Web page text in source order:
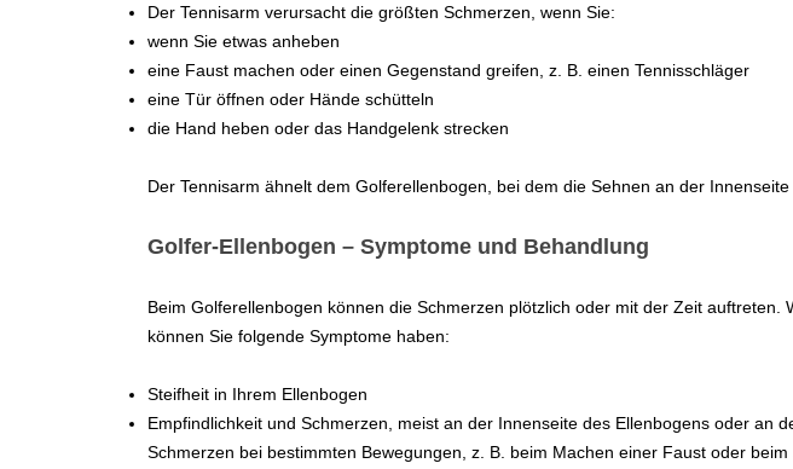
Der Tennisarm verursacht die größten Schmerzen, wenn Sie:
wenn Sie etwas anheben
eine Faust machen oder einen Gegenstand greifen, z. B. einen Tennisschläger
eine Tür öffnen oder Hände schütteln
die Hand heben oder das Handgelenk strecken
Der Tennisarm ähnelt dem Golferellenbogen, bei dem die Sehnen an der
Golfer-Ellenbogen – Symptome und Behandlung
Beim Golferellenbogen können die Schmerzen plötzlich oder mit der Zeit auftreten.
können Sie folgende Symptome haben:
Steifheit in Ihrem Ellenbogen
Empfindlichkeit und Schmerzen, meist an der Innenseite des Ellenbogens oder an
Schmerzen bei bestimmten Bewegungen, z. B. beim Machen einer Faust oder